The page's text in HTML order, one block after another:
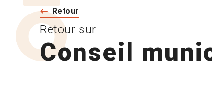
Retour
Conseil
Retour sur